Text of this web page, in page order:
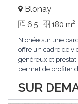
SUR
Blonay
6.5 180 m2
Nichée sur une
offre un cadre de
généreux et
permet de profiter
excavé, cette villa
de 260 m²,